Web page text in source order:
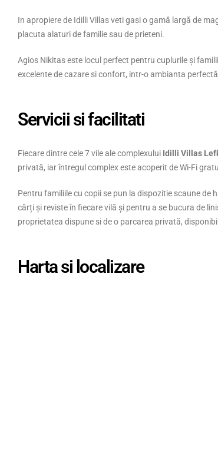
In apropiere de Idilli Villas veti gasi o gamă largă de
placuta alaturi de familie sau de prieteni.
Agios Nikitas este locul perfect pentru cuplurile și
excelente de cazare si confort, intr-o ambianta
Servicii si facilitati
Fiecare dintre cele 7 vile ale complexului Idilli Villas
privată, iar întregul complex este acoperit de Wi-Fi
Pentru familiile cu copii se pun la dispozitie scaune
cărți și reviste în fiecare vilă și pentru a se bucura de
proprietatea dispune si de o parcarea privată,
Harta si localizare
Grecia.
modern de
situat la
liniște, confort și apropiere de mare în
Psakoudia,...
Aggeliki’s Apartments
Aggeliki’s Apartments este o destinație
și primitoare situată direct pe malul
Paralia Ofriniou, Grecia. Cu o